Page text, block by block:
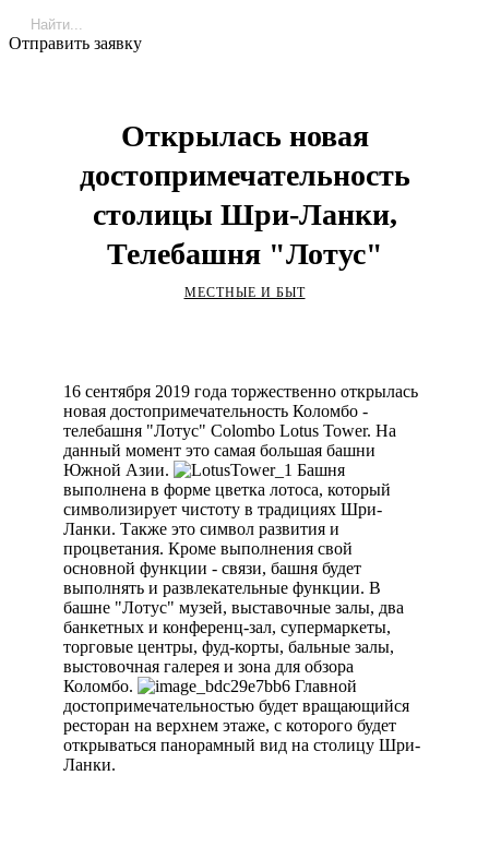
Отправить заявку
Открылась новая
достопримечательность
столицы Шри-Ланки,
Телебашня "Лотус"
МЕСТНЫЕ И БЫТ
16 сентября 2019 года торжественно открылась
новая достопримечательность Коломбо -
телебашня "Лотус" Colombo Lotus Tower. На
данный момент это самая большая башни
Южной Азии.
Башня
выполнена в форме цветка лотоса, который
символизирует чистоту в традициях Шри-
Ланки. Также это символ развития и
процветания. Кроме выполнения свой
основной функции - связи, башня будет
выполнять и развлекательные функции. В
башне "Лотус" музей, выставочные залы, два
банкетных и конференц-зал, супермаркеты,
торговые центры, фуд-корты, бальные залы,
выстовочная галерея и зона для обзора
Коломбо.
Главной
достопримечательностью будет вращающийся
ресторан на верхнем этаже, с которого будет
открываться панорамный вид на столицу Шри-
Ланки.